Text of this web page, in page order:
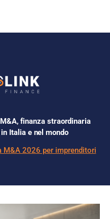
finanza straordinaria
Italia e nel mondo
M&A 2026 per imprenditori